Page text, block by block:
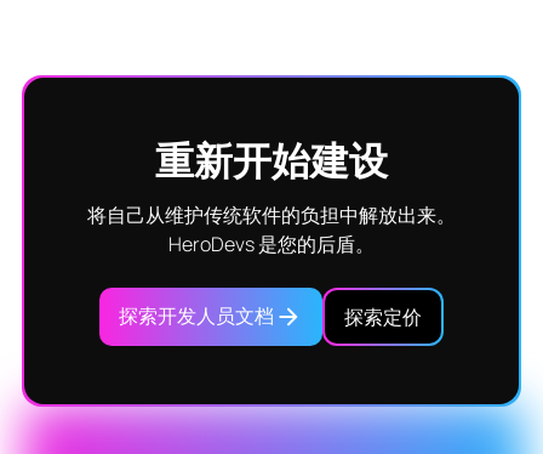
重新开始建设
将自己从维护传统软件的负担中解放出来。
HeroDevs 是您的后盾。
探索开发人员文档 探索定价